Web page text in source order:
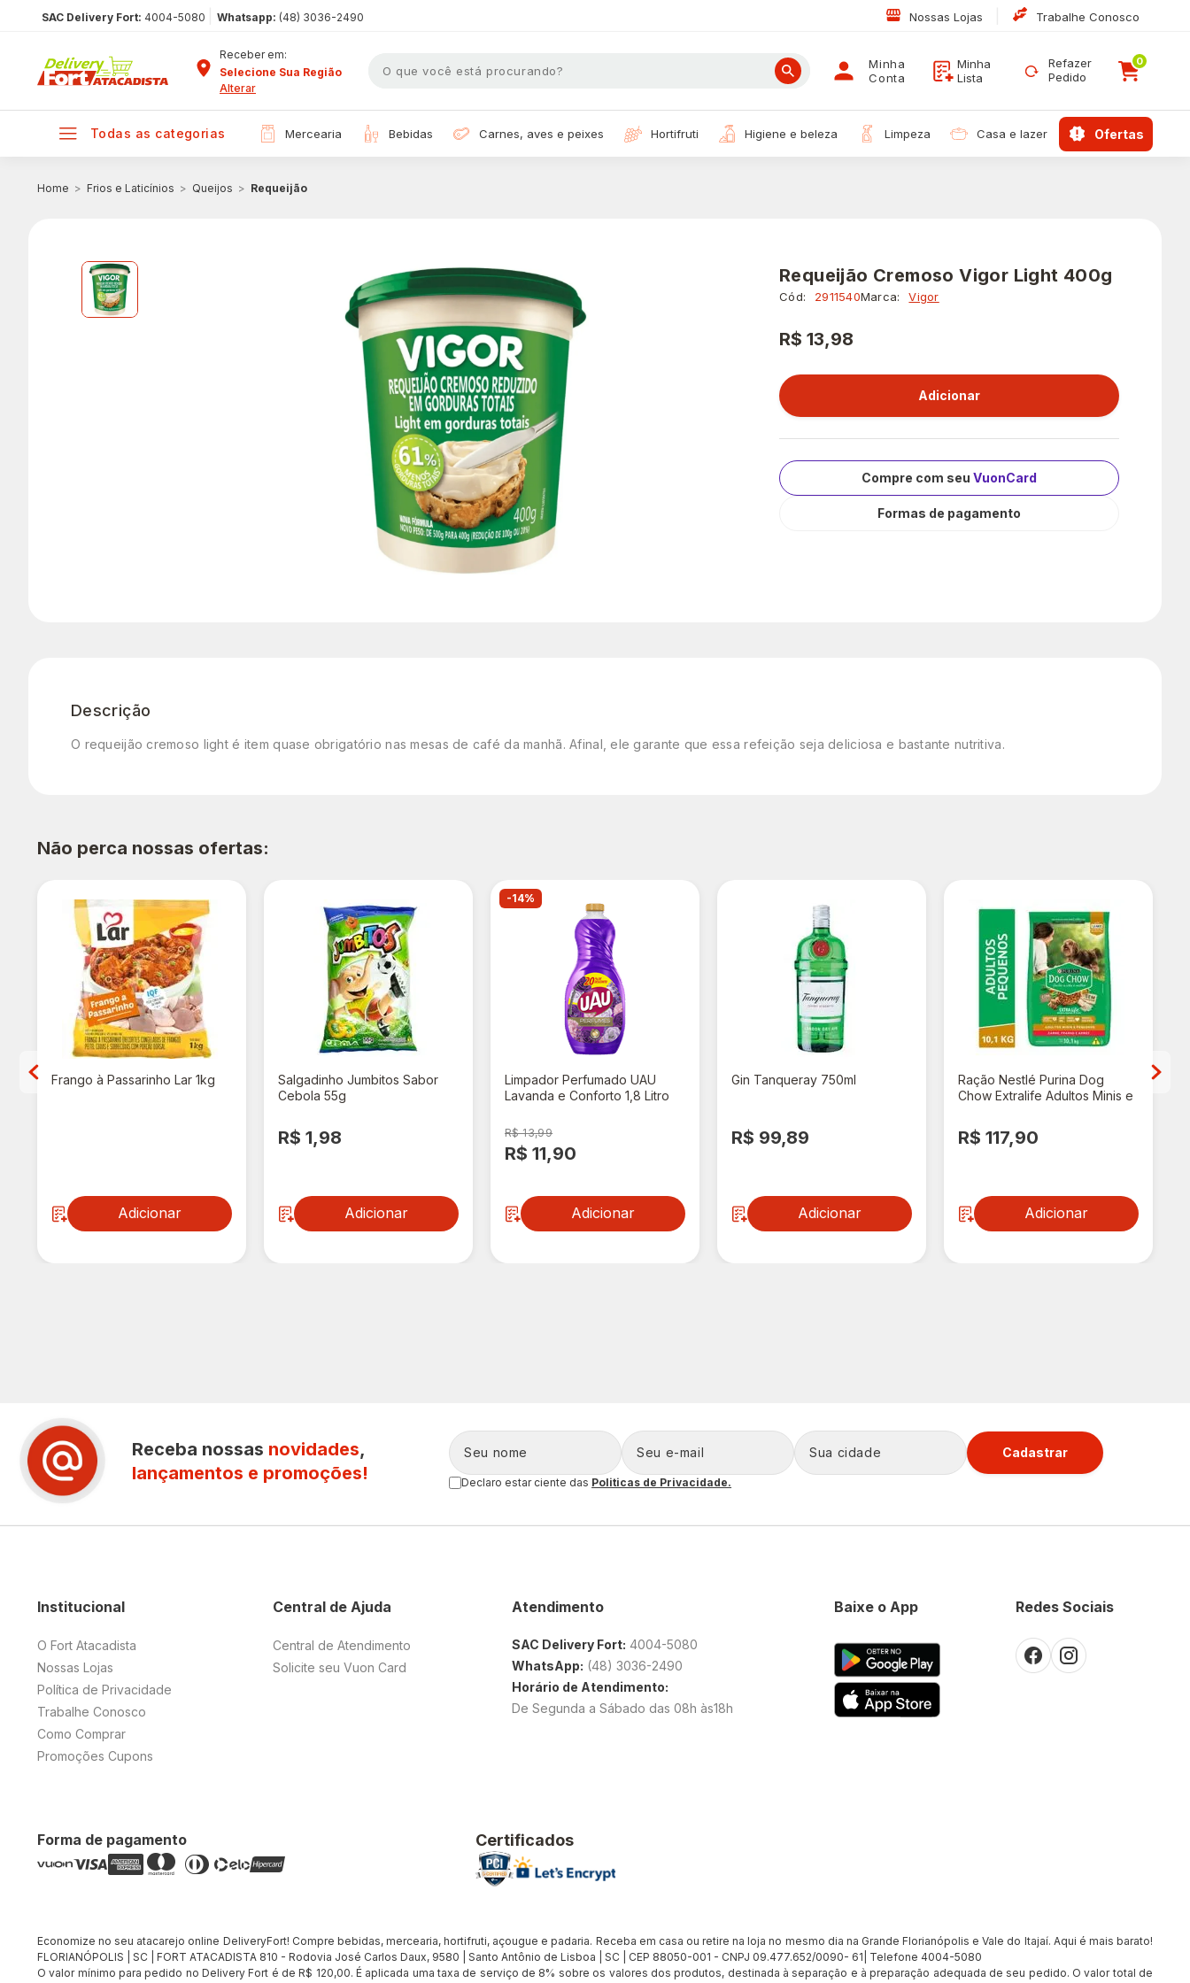
SAC Delivery Fort: 4004-5080 Whatsapp: (48) 3036-2490 Nossas Lojas Trabalhe Conosco
Receber em:
Selecione Sua Região
Alterar
Minha
Conta
Minha
Lista
Refazer
Pedido
0
todas as categorias mercearia bebidas carnes, aves e peixes hortifruti higiene e beleza limpeza casa e lazer ofertas
Frios e Laticínios Queijos Requeijão
Requeijão Cremoso Vigor Light 400g
Cód: 2911540Marca: Vigor
R$ 13,98
Compre com seu VuonCard
Formas de pagamento
Descrição
O requeijão cremoso light é item quase obrigatório nas mesas de café da manhã. Afinal, ele garante que essa refeição seja deliciosa e bastante nutritiva.
Não perca nossas ofertas:
Frango à Passarinho Lar 1kg
Adicionar
Salgadinho Jumbitos Sabor
Cebola 55g
R$ 1,98
Adicionar
-14%
Limpador Perfumado UAU
Lavanda e Conforto 1,8 Litro
R$ 13,99
R$ 11,90
Adicionar
Gin Tanqueray 750ml
R$ 99,89
Adicionar
Ração Nestlé Purina Dog
Chow Extralife Adultos Minis e
Arroz 10,1kg
R$ 117,90
Adicionar
Receba nossas novidades,
lançamentos e promoções!
Cadastrar
Declaro estar ciente das Politicas de Privacidade.
Central de Ajuda
Central de Atendimento
Solicite seu Vuon Card
Institucional
O Fort Atacadista
Nossas Lojas
Política de Privacidade
Trabalhe Conosco
Como Comprar
Promoções Cupons
Atendimento
SAC Delivery Fort: 4004-5080
WhatsApp: (48) 3036-2490
Horário de Atendimento:
De Segunda a Sábado das 08h às18h
Redes Sociais
Baixe o App
Forma de pagamento Certificados
Economize no seu atacarejo online DeliveryFort! Compre bebidas, mercearia, hortifruti, açougue e padaria. Receba em casa ou retire na loja no mesmo dia na Grande Florianópolis e Vale do Itajaí. Aqui é mais barato!
FLORIANÓPOLIS | SC | FORT ATACADISTA 810 - Rodovia José Carlos Daux, 9580 | Santo Antônio de Lisboa | SC | CEP 88050-001 - CNPJ 09.477.652/0090- 61| Telefone 4004-5080
O valor mínimo para pedido no Delivery Fort é de R$ 120,00. É aplicada uma taxa de serviço de 8% sobre os valores dos produtos, destinada à separação e à preparação adequada de seu pedido. O valor total de